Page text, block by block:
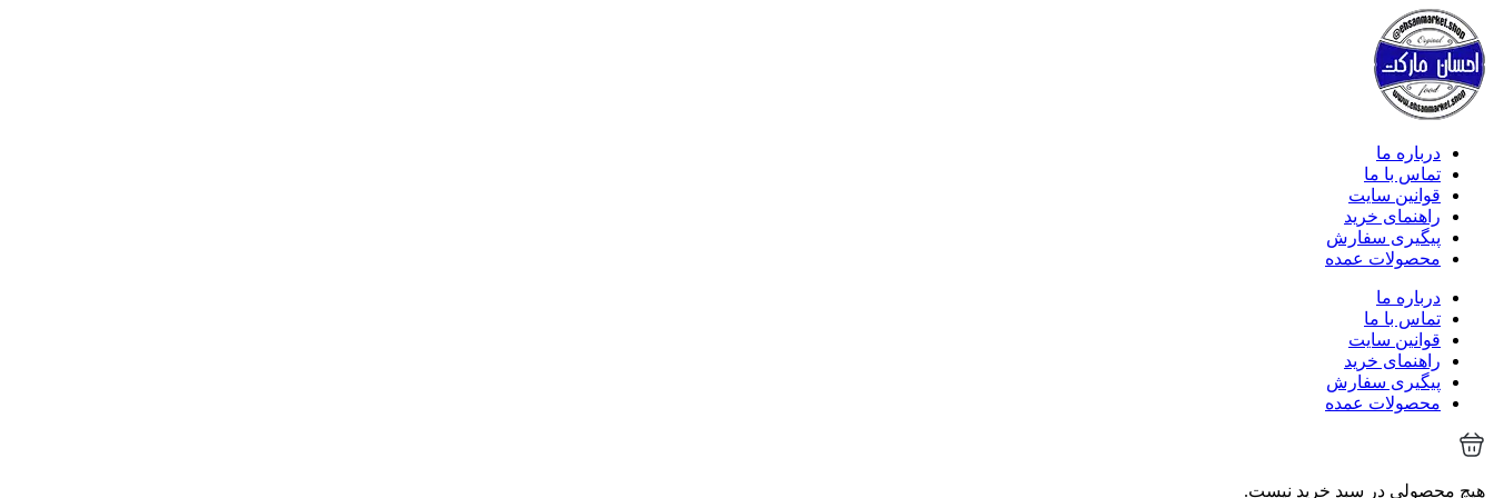
درباره ما
تماس با ما
قوانین سایت
راهنمای خرید
پیگیری سفارش
محصولات عمده
درباره ما
تماس با ما
قوانین سایت
راهنمای خرید
پیگیری سفارش
محصولات عمده
هیچ محصولی در سبد خرید نیست.